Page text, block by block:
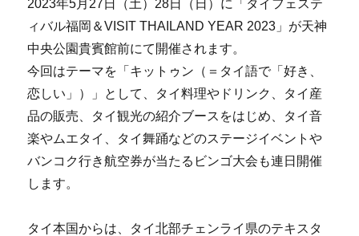
2023年5月27日（土）28日（日）に「タイフェステ
ィバル福岡＆VISIT THAILAND YEAR 2023」が天神
中央公園貴賓館前にて開催されます。
今回はテーマを「キットゥン（＝タイ語で「好き、
恋しい」）」として、タイ料理やドリンク、タイ産
品の販売、タイ観光の紹介ブースをはじめ、タイ音
楽やムエタイ、タイ舞踊などのステージイベントや
バンコク行き航空券が当たるビンゴ大会も連日開催
します。
タイ本国からは、タイ北部チェンライ県のテキスタ